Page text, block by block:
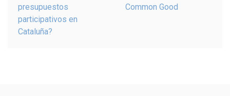
presupuestos
participativos en
Cataluña?
Common Good